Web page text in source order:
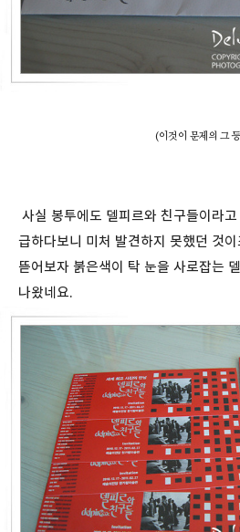
(이것이 문제의 그
사실 봉투에도 델피르와 친구들이라고
급하다보니 미처 발견하지 못했던 것
뜯어보자 붉은색이 탁 눈을 사로잡는
나왔네요.